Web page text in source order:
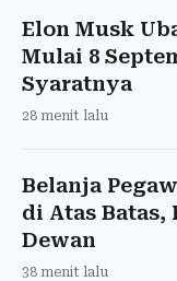
Elon Musk
Mulai 8
Syaratnya
28 menit lalu
Belanja
di Atas
Dewan
38 menit lalu